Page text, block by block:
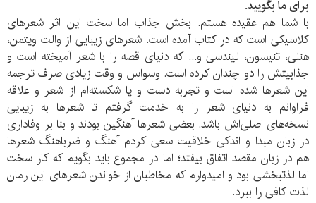
برای ما بگویید.
با شما هم عقیده هستم. بخش جذاب اما سخت این اثر شعرهای
کلاسیکی‌ است که در کتاب آمده است. شعرهای زیبایی از والت ویتمن،
هنلی، تنیسون، لیندسی و... که دنیای قصه را با شعر آمیخته است و
جذابیتش را دو چندان کرده است. وسواس و وقت زیادی صرف ترجمه
این شعرها شده است و تجربه‌ دست و پا شکسته‌ام از شعر و علاقه
فراوانم به دنیای شعر را به خدمت گرفتم تا شعرها به زیبایی
نسخه‌های اصلی‌اش باشد. بعضی شعرها آهنگین بودند و بنا بر وفاداری
در زبان مبدا و اندکی خلاقیت سعی کردم آهنگ و ضرباهنگ شعرها
هم در زبان مقصد اتفاق بیفتد؛ اما در مجموع باید بگویم که کار سخت
اما لذتبخشی بود و امیدوارم که مخاطبان از خواندن شعرهای این رمان
لذت کافی را ببرد.